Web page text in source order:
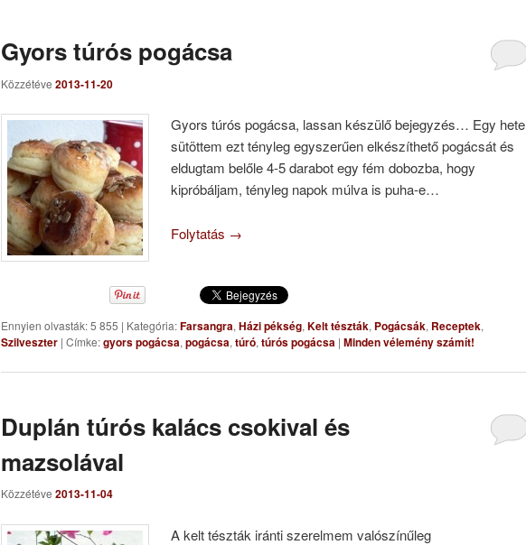
Gyors túrós pogácsa
Közzétéve 2013-11-20
Gyors túrós pogácsa, lassan készülő bejegyzés… Egy hete
sütöttem ezt tényleg egyszerűen elkészíthető pogácsát és
eldugtam belőle 4-5 darabot egy fém dobozba, hogy
kipróbáljam, tényleg napok múlva is puha-e…
Folytatás →
Ennyien olvasták: 5 855 | Kategória:Farsangra, Házi pékség, Kelt tészták, Pogácsák, Receptek,
Szilveszter | Címke:gyors pogácsa, pogácsa, túró, túrós pogácsa | Minden vélemény számít!
Duplán túrós kalács csokival és
mazsolával
Közzétéve 2013-11-04
A kelt tészták iránti szerelmem valószínűleg